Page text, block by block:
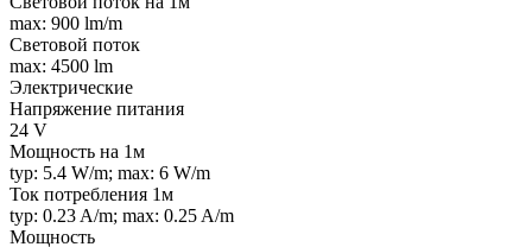
max: 900 lm/m
Световой поток
max: 4500 lm
Электрические
Напряжение питания
24 V
Мощность на 1м
typ: 5.4 W/m; max: 6 W/m
Ток потребления 1м
typ: 0.23 A/m; max: 0.25 A/m
Мощность